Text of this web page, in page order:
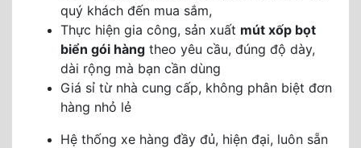
quý khách đến mua sắm,
Thực hiện gia công, sản xuất mút xốp bọt
biển gói hàng theo yêu cầu, đúng độ dày,
dài rộng mà bạn cần dùng
Giá sỉ từ nhà cung cấp, không phân biệt đơn
hàng nhỏ lẻ
Hệ thống xe hàng đầy đủ, hiện đại, luôn sẵn